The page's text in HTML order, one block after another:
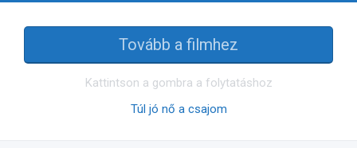
Tovább a filmhez
Kattintson a gombra a folytatáshoz
Túl jó nő a csajom